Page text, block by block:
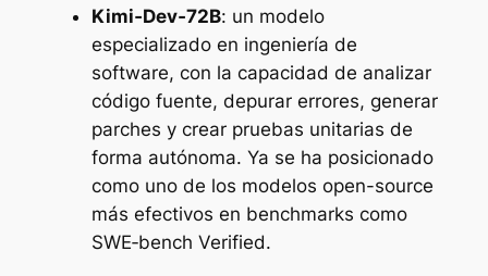
Kimi‑Dev‑72B: un modelo
especializado en ingeniería de
software, con la capacidad de analizar
código fuente, depurar errores, generar
parches y crear pruebas unitarias de
forma autónoma. Ya se ha posicionado
como uno de los modelos open-source
más efectivos en benchmarks como
SWE‑bench Verified.